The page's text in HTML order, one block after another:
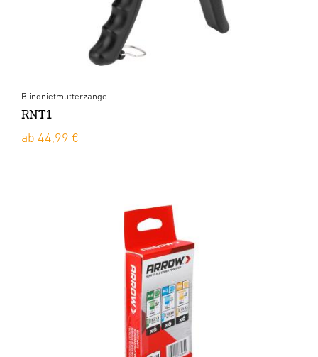
Blindnietmutterzange
RNT1
ab 44,99 €